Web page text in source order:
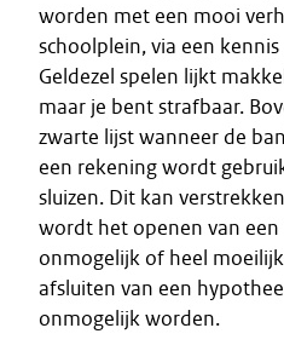
worden met een mooi
schoolplein, via een
Geldezel spelen lijkt
maar je bent strafbaar.
zwarte lijst wanneer de
een rekening wordt
sluizen. Dit kan
wordt het openen van
onmogelijk of heel
afsluiten van een
onmogelijk worden.